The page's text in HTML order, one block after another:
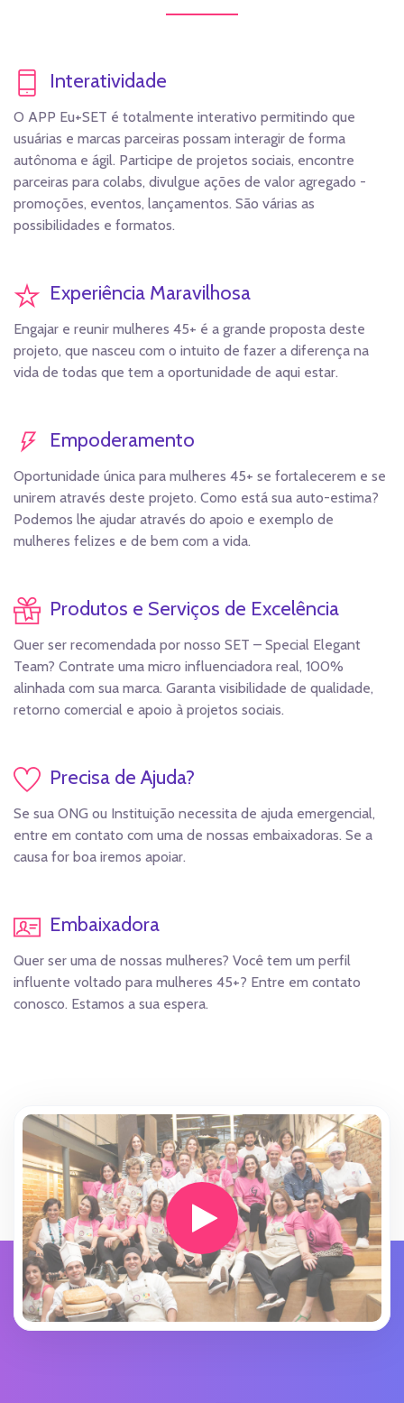
Interatividade
O APP Eu+SET é totalmente interativo permitindo que
usuárias e marcas parceiras possam interagir de forma
autônoma e ágil. Participe de projetos sociais, encontre
parceiras para colabs, divulgue ações de valor agregado -
promoções, eventos, lançamentos. São várias as
possibilidades e formatos.
Experiência Maravilhosa
Engajar e reunir mulheres 45+ é a grande proposta deste
projeto, que nasceu com o intuito de fazer a diferença na
vida de todas que tem a oportunidade de aqui estar.
Empoderamento
Oportunidade única para mulheres 45+ se fortalecerem e se
unirem através deste projeto. Como está sua auto-estima?
Podemos lhe ajudar através do apoio e exemplo de
mulheres felizes e de bem com a vida.
Produtos e Serviços de Excelência
Quer ser recomendada por nosso SET – Special Elegant
Team? Contrate uma micro influenciadora real, 100%
alinhada com sua marca. Garanta visibilidade de qualidade,
retorno comercial e apoio à projetos sociais.
Precisa de Ajuda?
Se sua ONG ou Instituição necessita de ajuda emergencial,
entre em contato com uma de nossas embaixadoras. Se a
causa for boa iremos apoiar.
Embaixadora
Quer ser uma de nossas mulheres? Você tem um perfil
influente voltado para mulheres 45+? Entre em contato
conosco. Estamos a sua espera.